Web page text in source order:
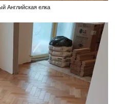
Английская елка